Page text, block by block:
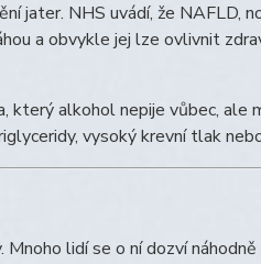
jater. NHS uvádí, že NAFLD,
a obvykle jej lze ovlivnit
který alkohol nepije vůbec, ale
vysoký krevní tlak
lidí se o ní dozví